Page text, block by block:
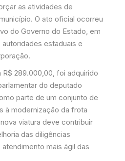
as atividades de
O ato oficial ocorreu
do Governo do Estado, em
autoridades estaduais e
R$ 289.000,00, foi adquirido
do deputado
parte de um conjunto de
à modernização da frota
viatura deve contribuir
das diligências
mais ágil das